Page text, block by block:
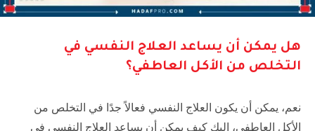
هل يمكن أن يساعد العلاج النفسي في
التخلص من الأكل العاطفي؟
نعم، يمكن أن يكون العلاج النفسي فعالاً جدًا في التخلص من
الأكل العاطفي، إليك كيف يمكن أن يساعد العلاج النفسي في